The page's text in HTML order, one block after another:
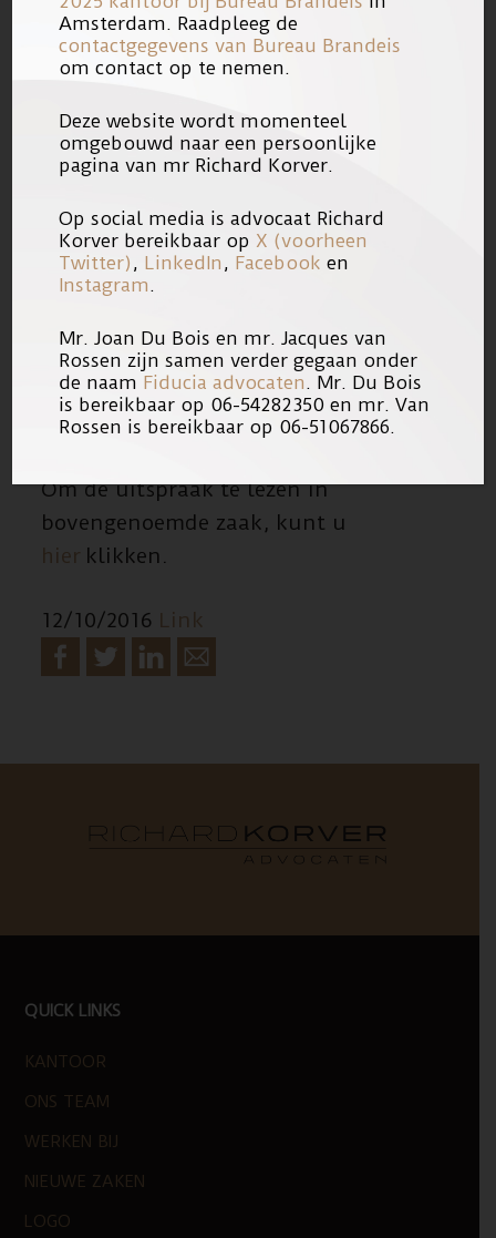
In deze zaak werkte mr. Richard
Korver samen met een advocaat van
de moeder. Dergelijke
samenwerkingen ontstaan steeds
expertise van mr. Richard Korver op
het vlak van uithuisplaatsing en de
Raad voor de Kinderbescherming. Zie
bijvoorbeeld ook
de uitzending
Argos.
Om de uitspraak te lezen in
bovengenoemde zaak, kunt u
hier klikken.
12/10/2016 Link
FOOTER
QUICK LINKS
KANTOOR
ONS TEAM
WERKEN BIJ
NIEUWE ZAKEN
LOGO
Amsterdam. Raadpleeg de
contactgegevens van Bureau Brandeis
om contact op te nemen.
Deze website wordt momenteel
omgebouwd naar een persoonlijke
pagina van mr Richard Korver.
Op social media is advocaat Richard
Korver bereikbaar op X (voorheen
Twitter) , LinkedIn , Facebook en
Instagram.
Mr. Joan Du Bois en mr. Jacques van
Rossen zijn samen verder gegaan onder
de naam Fiducia advocaten. Mr. Du Bois
is bereikbaar op 06-54282350 en mr. Van
Rossen is bereikbaar op 06-51067866.